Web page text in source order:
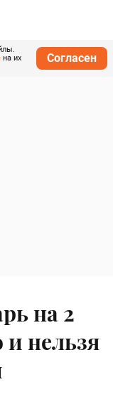
на их
Согласен
на 2
нельзя